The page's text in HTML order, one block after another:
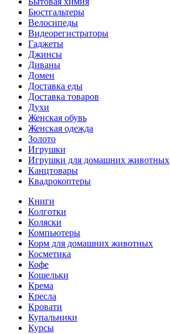
Бюстгальтеры
Велосипеды
Видеорегистраторы
Гаджеты
Джинсы
Диваны
Домен
Доставка еды
Доставка товаров
Духи
Женская обувь
Женская одежда
Золото
Игрушки
Игрушки для домашних животных
Канцтовары
Квадрокоптеры
Книги
Колготки
Коляски
Компьютеры
Корм для домашних животных
Косметика
Кофе
Кошельки
Крема
Кресла
Кровати
Купальники
Курсы